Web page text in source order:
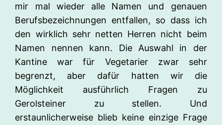
mir mal wieder alle Namen und genauen
Berufsbezeichnungen entfallen, so dass ich
den wirklich sehr netten Herren nicht beim
Namen nennen kann. Die Auswahl in der
Kantine war für Vegetarier zwar sehr
begrenzt, aber dafür hatten wir die
Möglichkeit ausführlich Fragen zu
Gerolsteiner zu stellen. Und
erstaunlicherweise blieb keine einzige Frage